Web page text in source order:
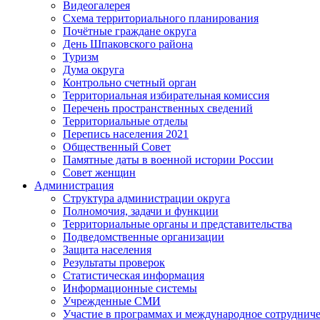
Видеогалерея
Схема территориального планирования
Почётные граждане округа
День Шпаковского района
Туризм
Дума округа
Контрольно счетный орган
Территориальная избирательная комиссия
Перечень пространственных сведений
Территориальные отделы
Перепись населения 2021
Общественный Совет
Памятные даты в военной истории России
Совет женщин
Администрация
Структура администрации округа
Полномочия, задачи и функции
Территориальные органы и представительства
Подведомственные организации
Защита населения
Результаты проверок
Статистическая информация
Информационные системы
Учрежденные СМИ
Участие в программах и международное